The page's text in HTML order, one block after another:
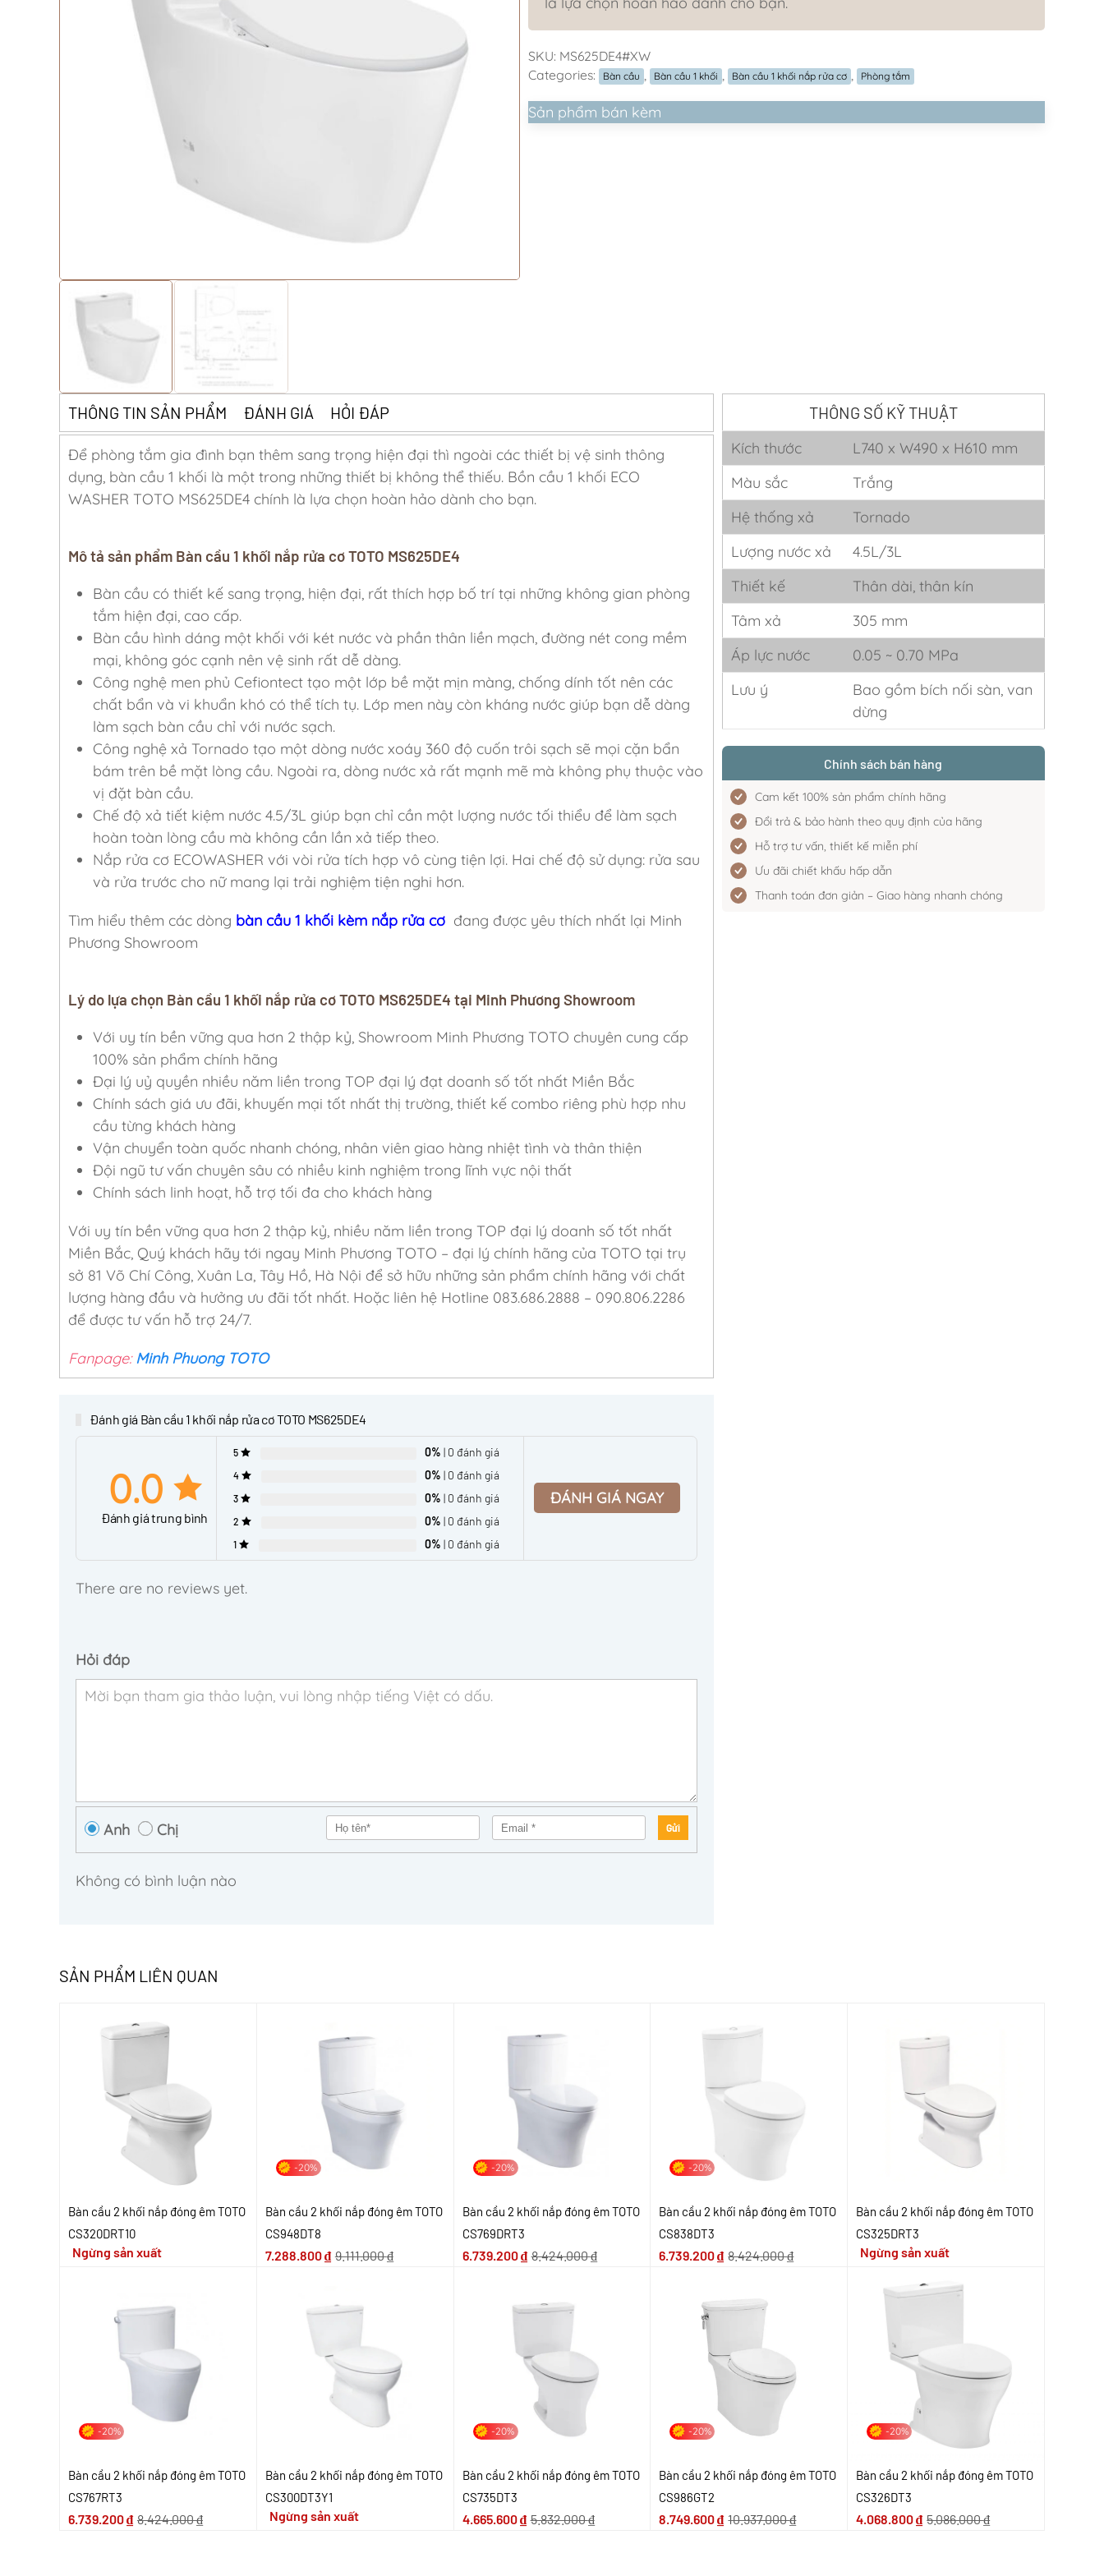
SKU: MS625DE4#XW
Categories:
Bàn cầu , Bàn cầu 1 khối , Bàn cầu 1 khối nắp rửa cơ , Phòng tắm
Sản phẩm bán kèm
THÔNG SỐ KỸ THUẬT
Kích thước
L740 x W490 x H610 mm
Màu sắc
Trắng
Hệ thống xả
Tornado
Lượng nước xả
4.5L/3L
Thiết kế
Thân dài, thân kín
Tâm xả
305 mm
Áp lực nước
0.05 ~ 0.70 MPa
Lưu ý
Bao gồm bích nối sàn, van
dừng
Chính sách bán hàng
Cam kết 100% sản phẩm chính hãng
Đổi trả & bảo hành theo quy định của hãng
Hỗ trợ tư vấn, thiết kế miễn phí
Ưu đãi chiết khấu hấp dẫn
Thanh toán đơn giản – Giao hàng nhanh chóng
THÔNG TIN SẢN PHẨM ĐÁNH GIÁ HỎI ĐÁP
Để phòng tắm gia đình bạn thêm sang trọng hiện đại thì ngoài các thiết bị vệ sinh thông
dụng, bàn cầu 1 khối là một trong những thiết bị không thể thiếu. Bồn cầu 1 khối ECO
WASHER TOTO MS625DE4 chính là lựa chọn hoàn hảo dành cho bạn.
Mô tả sản phẩm Bàn cầu 1 khối nắp rửa cơ TOTO MS625DE4
Bàn cầu có thiết kế sang trọng, hiện đại, rất thích hợp bố trí tại những không gian phòng
tắm hiện đại, cao cấp.
Bàn cầu hình dáng một khối với két nước và phần thân liền mạch, đường nét cong mềm
mại, không góc cạnh nên vệ sinh rất dễ dàng.
Công nghệ men phủ Cefiontect tạo một lớp bề mặt mịn màng, chống dính tốt nên các
chất bẩn và vi khuẩn khó có thể tích tụ. Lớp men này còn kháng nước giúp bạn dễ dàng
làm sạch bàn cầu chỉ với nước sạch.
Công nghệ xả Tornado tạo một dòng nước xoáy 360 độ cuốn trôi sạch sẽ mọi cặn bẩn
bám trên bề mặt lòng cầu. Ngoài ra, dòng nước xả rất mạnh mẽ mà không phụ thuộc vào
vị đặt bàn cầu.
Chế độ xả tiết kiệm nước 4.5/3L giúp bạn chỉ cần một lượng nước tối thiểu để làm sạch
hoàn toàn lòng cầu mà không cần lần xả tiếp theo.
Nắp rửa cơ ECOWASHER với vòi rửa tích hợp vô cùng tiện lợi. Hai chế độ sử dụng: rửa sau
và rửa trước cho nữ mang lại trải nghiệm tiện nghi hơn.
Tìm hiểu thêm các dòng bàn cầu 1 khối kèm nắp rửa cơ đang được yêu thích nhất lại Minh
Phương Showroom
Lý do lựa chọn Bàn cầu 1 khối nắp rửa cơ TOTO MS625DE4 tại Minh Phương Showroom
Với uy tín bền vững qua hơn 2 thập kỷ, Showroom Minh Phương TOTO chuyên cung cấp
100% sản phẩm chính hãng
Đại lý uỷ quyền nhiều năm liền trong TOP đại lý đạt doanh số tốt nhất Miền Bắc
Chính sách giá ưu đãi, khuyến mại tốt nhất thị trường, thiết kế combo riêng phù hợp nhu
cầu từng khách hàng
Vận chuyển toàn quốc nhanh chóng, nhân viên giao hàng nhiệt tình và thân thiện
Đội ngũ tư vấn chuyên sâu có nhiều kinh nghiệm trong lĩnh vực nội thất
Chính sách linh hoạt, hỗ trợ tối đa cho khách hàng
Với uy tín bền vững qua hơn 2 thập kỷ, nhiều năm liền trong TOP đại lý doanh số tốt nhất
Miền Bắc, Quý khách hãy tới ngay Minh Phương TOTO – đại lý chính hãng của TOTO tại trụ
sở 81 Võ Chí Công, Xuân La, Tây Hồ, Hà Nội để sở hữu những sản phẩm chính hãng với chất
lượng hàng đầu và hưởng ưu đãi tốt nhất. Hoặc liên hệ Hotline 083.686.2888 – 090.806.2286
để được tư vấn hỗ trợ 24/7.
Fanpage: Minh Phuong TOTO
Đánh giá Bàn cầu 1 khối nắp rửa cơ TOTO MS625DE4
0.0
Đánh giá trung bình
5 0% | 0 đánh giá
4 0% | 0 đánh giá
3 0% | 0 đánh giá
2 0% | 0 đánh giá
1 0% | 0 đánh giá
ĐÁNH GIÁ NGAY
There are no reviews yet.
Hỏi đáp
Anh Chị Gửi
Không có bình luận nào
SẢN PHẨM LIÊN QUAN
Bàn cầu 2 khối nắp đóng êm TOTO
CS320DRT10
Ngừng sản xuất
-20%
Bàn cầu 2 khối nắp đóng êm TOTO
CS948DT8
7.288.800₫ 9.111.000₫
-20%
Bàn cầu 2 khối nắp đóng êm TOTO
CS769DRT3
6.739.200₫ 8.424.000₫
-20%
Bàn cầu 2 khối nắp đóng êm TOTO
CS838DT3
6.739.200₫ 8.424.000₫
Bàn cầu 2 khối nắp đóng êm TOTO
CS325DRT3
Ngừng sản xuất
-20%
Bàn cầu 2 khối nắp đóng êm TOTO
CS767RT3
6.739.200₫ 8.424.000₫
Bàn cầu 2 khối nắp đóng êm TOTO
CS300DT3Y1
Ngừng sản xuất
-20%
Bàn cầu 2 khối nắp đóng êm TOTO
CS735DT3
4.665.600₫ 5.832.000₫
-20%
Bàn cầu 2 khối nắp đóng êm TOTO
CS986GT2
8.749.600₫ 10.937.000₫
-20%
Bàn cầu 2 khối nắp đóng êm TOTO
CS326DT3
4.068.800₫ 5.086.000₫